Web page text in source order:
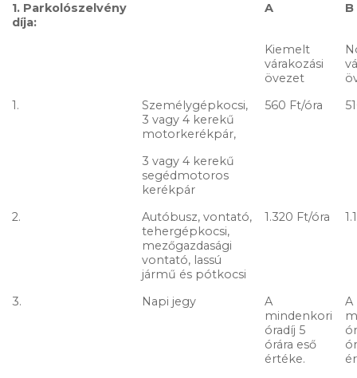
1. Parkolószelvény
díja:
A B
Kiemelt
várakozási
övezet
1.
Személygépkocsi,
3 vagy 4 kerekű
motorkerékpár,
560 Ft/óra
3 vagy 4 kerekű
segédmotoros
kerékpár
2.
Autóbusz, vontató,
tehergépkocsi,
mezőgazdasági
vontató, lassú
jármű és pótkocsi
1.320 Ft/óra
3. Napi jegy
A
mindenkori
óradíj 5
órára eső
értéke.
A